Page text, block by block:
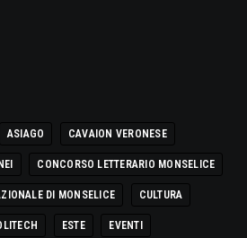
ASIAGO CAVAION VERONESE
CONCORSO LETTERARIO MONSELICE
DI MONSELICE CULTURA
ESTE EVENTI